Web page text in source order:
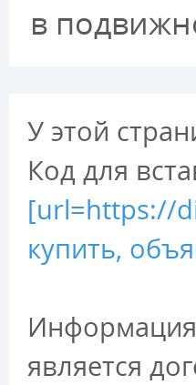
в
У этой
Код для
[url=https://
купить,
Информация
является